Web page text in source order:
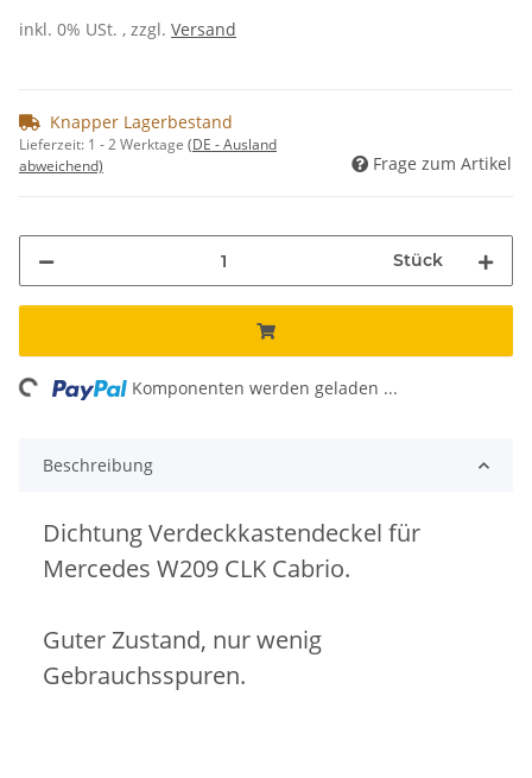
inkl. 0% USt. , zzgl. Versand
Knapper Lagerbestand
Lieferzeit: 1 - 2 Werktage (DE - Ausland
abweichend)
Frage zum Artikel
Stück
Komponenten werden geladen ...
Beschreibung
Dichtung Verdeckkastendeckel für
Mercedes W209 CLK Cabrio.
Guter Zustand, nur wenig
Gebrauchsspuren.